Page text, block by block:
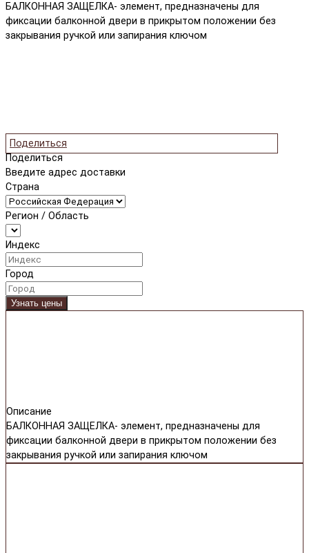
БАЛКОННАЯ ЗАЩЕЛКА- элемент, предназначены для
фиксации балконной двери в прикрытом положении без
закрывания ручкой или запирания ключом
Поделиться
Поделиться
Введите адрес доставки
Страна
Регион / Область
Индекс
Город
Узнать цены
Описание
БАЛКОННАЯ ЗАЩЕЛКА- элемент, предназначены для
фиксации балконной двери в прикрытом положении без
закрывания ручкой или запирания ключом